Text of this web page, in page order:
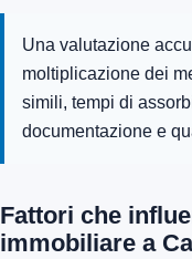
Una valutazione
moltiplicazione dei
simili, tempi di
documentazione e
Fattori che
immobiliare a